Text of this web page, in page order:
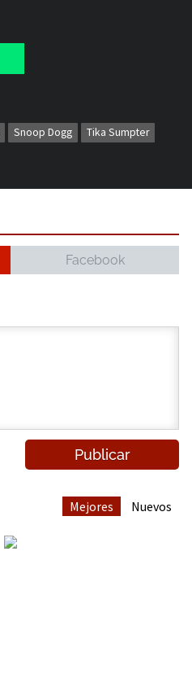
Snoop Dogg
Tika Sumpter
Facebook
Mejores Nuevos